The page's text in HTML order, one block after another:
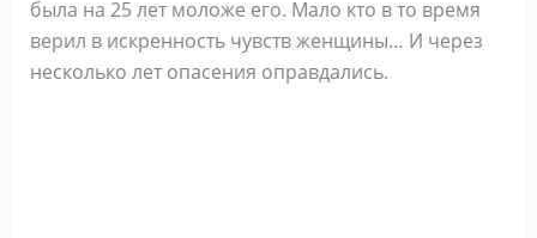
была на 25 лет моложе его. Мало кто в то время
верил в искренность чувств женщины… И через
несколько лет опасения оправдались.